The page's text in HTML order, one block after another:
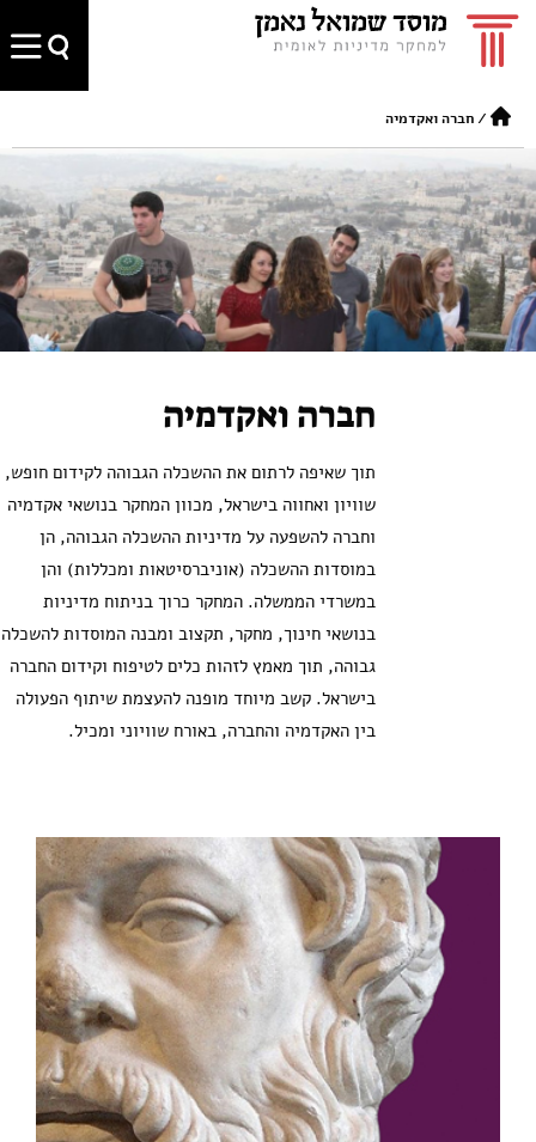
/חברה ואקדמיה
חברה ואקדמיה
תוך שאיפה לרתום את ההשכלה הגבוהה לקידום חופש,
שוויון ואחווה בישראל, מכוון המחקר בנושאי אקדמיה
וחברה להשפעה על מדיניות ההשכלה הגבוהה, הן
במוסדות ההשכלה (אוניברסיטאות ומכללות) והן
במשרדי הממשלה. המחקר כרוך בניתוח מדיניות
בנושאי חינוך, מחקר, תקצוב ומבנה המוסדות להשכלה
גבוהה, תוך מאמץ לזהות כלים לטיפוח וקידום החברה
בישראל. קשב מיוחד מופנה להעצמת שיתוף הפעולה
בין האקדמיה והחברה, באורח שוויוני ומכיל.